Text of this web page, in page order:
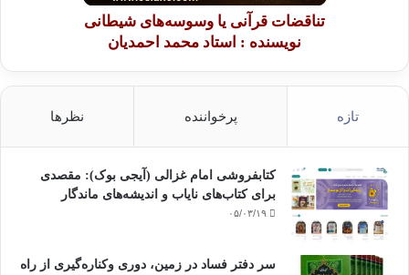
تناقضات قرآنی یا وسوسه‌های شیطانی
نویسنده : استاد محمد احمدیان
تازه پرخواننده نظرها
کتابفروشی امام غزالی (آیجی بوک): مقصدی
برای کتاب‌های نایاب و اندیشه‌های ماندگار
۰۵/۰۳/۱۹
سر دفتر فساد در زمین‌، دوری وکناره‌گیری از راه